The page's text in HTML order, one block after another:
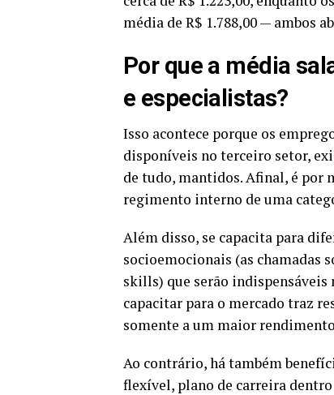
média de R$ 1.788,00 — ambos
Por que a média
e especialistas?
Isso acontece porque os
disponíveis no terceiro setor,
de tudo, mantidos. Afinal, é por
regimento interno de uma
Além disso, se capacita para
socioemocionais (as chamadas
skills) que serão indispensáveis
capacitar para o mercado traz
somente a um maior
Ao contrário, há também
flexível, plano de carreira